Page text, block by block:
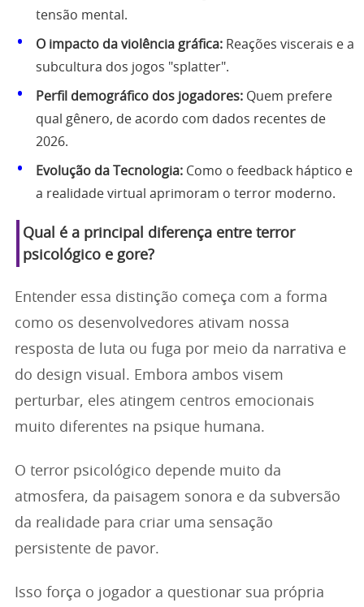
tensão mental.
O impacto da violência gráfica: Reações viscerais e a
subcultura dos jogos "splatter".
Perfil demográfico dos jogadores: Quem prefere
qual gênero, de acordo com dados recentes de
2026.
Evolução da Tecnologia: Como o feedback háptico e
a realidade virtual aprimoram o terror moderno.
Qual é a principal diferença entre terror
psicológico e gore?
Entender essa distinção começa com a forma
como os desenvolvedores ativam nossa
resposta de luta ou fuga por meio da narrativa e
do design visual. Embora ambos visem
perturbar, eles atingem centros emocionais
muito diferentes na psique humana.
O terror psicológico depende muito da
atmosfera, da paisagem sonora e da subversão
da realidade para criar uma sensação
persistente de pavor.
Isso força o jogador a questionar sua própria